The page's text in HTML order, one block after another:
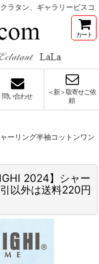
ン、ギャラリービスコン
カート
問い合わせ
＜新＞取寄せご依
頼
ーリング半袖コットンワン
2024】シャー
以外は送料220円